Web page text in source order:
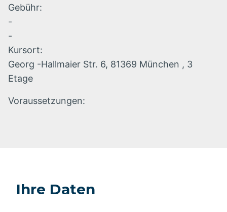
Gebühr:
-
-
Kursort:
Georg -Hallmaier Str. 6, 81369 München , 3
Etage
Voraussetzungen:
Ihre Daten